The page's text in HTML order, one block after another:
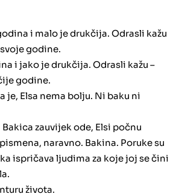
i malo je drukčija. Odrasli kažu
godine.
i jako je drukčija. Odrasli kažu –
godine.
je, Elsa nema bolju. Ni baku ni
zauvijek ode, Elsi počnu
naravno. Bakina. Poruke su
ispričava ljudima za koje joj se čini
života.